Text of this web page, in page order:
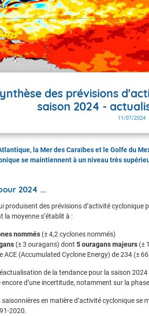
des prévisions
saison 2024 -
11/07/2024
la Mer des Caraïbes et le Golfe du
se maintiennent à un niveau très
2024 ...
produisent des prévisions d’activité cyclonique
la moyenne s’établit à :
nommés (± 4,2 cyclones nommés)
(± 3 ouragans) dont 5 ouragans majeurs (±
ACE (Accumulated Cyclone Energy) de 234 (±
de la tendance pour la saison
encore d’une incertitude, notamment sur la
saisonnières en matière d’activité cyclonique
2020.